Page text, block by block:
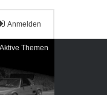
Anmelden
Aktive Themen